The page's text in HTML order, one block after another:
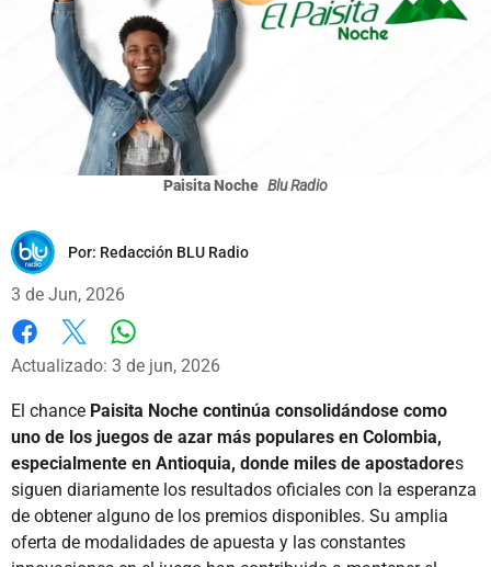
Paisita Noche Blu Radio
Por: Redacción BLU Radio
3 de Jun, 2026
Facebook
X
Actualizado: 3 de jun, 2026
El chance Paisita Noche continúa consolidándose como
uno de los juegos de azar más populares en Colombia,
especialmente en Antioquia, donde miles de apostadores
siguen diariamente los resultados oficiales con la esperanza
de obtener alguno de los premios disponibles. Su amplia
oferta de modalidades de apuesta y las constantes